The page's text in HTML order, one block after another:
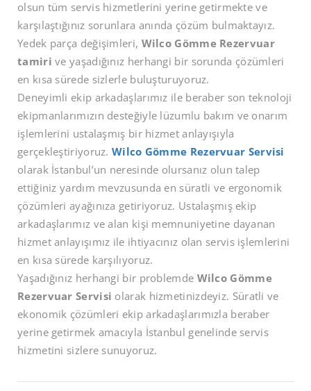
olsun tüm servis hizmetlerini yerine getirmekte ve
karşılaştığınız sorunlara anında çözüm bulmaktayız.
Yedek parça değişimleri, Wilco Gömme Rezervuar
tamirive yaşadığınız herhangi bir sorunda çözümleri
en kısa sürede sizlerle buluşturuyoruz.
Deneyimli ekip arkadaşlarımız ile beraber son teknoloji
ekipmanlarımızın desteğiyle lüzumlu bakım ve onarım
işlemlerini ustalaşmış bir hizmet anlayışıyla
gerçekleştiriyoruz. Wilco Gömme Rezervuar Servisi
olarak İstanbul’un neresinde olursanız olun talep
ettiğiniz yardım mevzusunda en süratli ve ergonomik
çözümleri ayağınıza getiriyoruz. Ustalaşmış ekip
arkadaşlarımız ve alan kişi memnuniyetine dayanan
hizmet anlayışımız ile ihtiyacınız olan servis işlemlerini
en kısa sürede karşılıyoruz.
Yaşadığınız herhangi bir problemde Wilco Gömme
Rezervuar Servisi olarak hizmetinizdeyiz. Süratli ve
ekonomik çözümleri ekip arkadaşlarımızla beraber
yerine getirmek amacıyla İstanbul genelinde servis
hizmetini sizlere sunuyoruz.